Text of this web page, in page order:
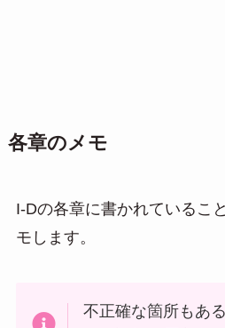
各章のメモ
I-Dの各章に書かれているこ
モします。
不正確な箇所もあ